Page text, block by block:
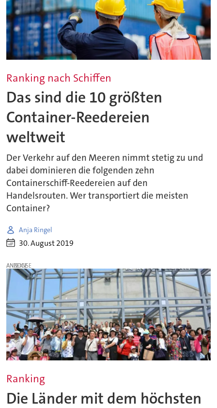
Ranking nach Schiffen
Das sind die 10 größten
Container-Reedereien
weltweit
Der Verkehr auf den Meeren nimmt stetig zu und
dabei dominieren die folgenden zehn
Containerschiff-Reedereien auf den
Handelsrouten. Wer transportiert die meisten
Container?
Anja Ringel
30. August 2019
ANZEIGE
Ranking
Die Länder mit dem höchsten